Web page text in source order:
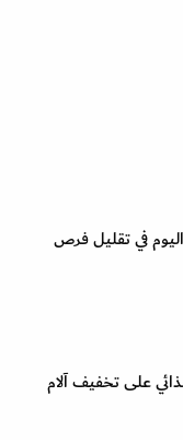
في تقليل فرص
على تخفيف آلام